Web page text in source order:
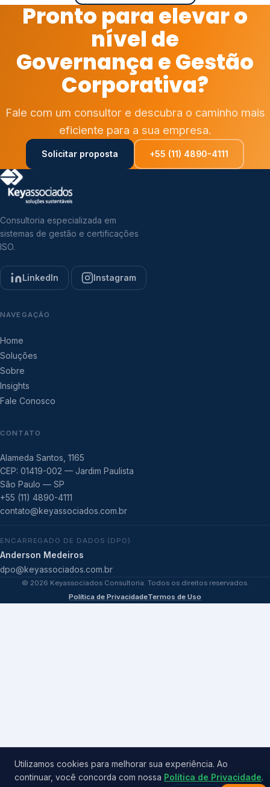
Pronto para elevar o
nível de
Governança e Gestão
Corporativa?
Fale com um consultor e descubra o caminho mais
eficiente para a sua empresa.
Solicitar proposta +55 (11) 4890-4111
Consultoria especializada em
sistemas de gestão e certificações
ISO.
LinkedIn Instagram
NAVEGAÇÃO
Home
Soluções
Sobre
Insights
Fale Conosco
CONTATO
Alameda Santos, 1165
CEP: 01419-002 — Jardim Paulista
São Paulo — SP
+55 (11) 4890-4111
contato@keyassociados.com.br
ENCARREGADO DE DADOS (DPO)
Anderson Medeiros
dpo@keyassociados.com.br
© 2026 Keyassociados Consultoria. Todos os direitos reservados.
Política de PrivacidadeTermos de Uso
Utilizamos cookies para melhorar sua experiência. Ao
continuar, você concorda com nossa Política de Privacidade.